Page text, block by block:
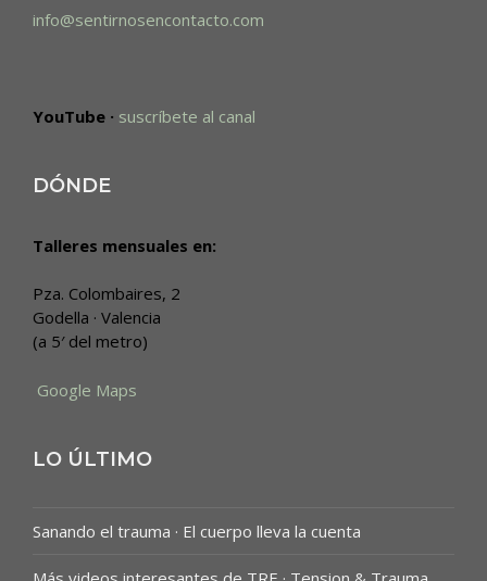
info@sentirnosencontacto.com
YouTube · suscríbete al canal
DÓNDE
Talleres mensuales en:
Pza. Colombaires, 2
Godella · Valencia
(a 5′ del metro)
Google Maps
LO ÚLTIMO
Sanando el trauma · El cuerpo lleva la cuenta